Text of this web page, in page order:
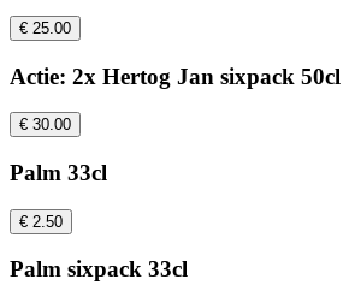
€ 25.00
Actie: 2x Hertog Jan sixpack 50cl
€ 30.00
Palm 33cl
€ 2.50
Palm sixpack 33cl